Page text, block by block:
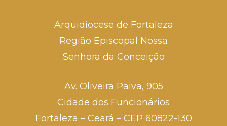
Arquidiocese de Fortaleza
Região Episcopal Nossa
Senhora da Conceição
Av. Oliveira Paiva, 905
Cidade dos Funcionários
Fortaleza – Ceará – CEP 60822-130